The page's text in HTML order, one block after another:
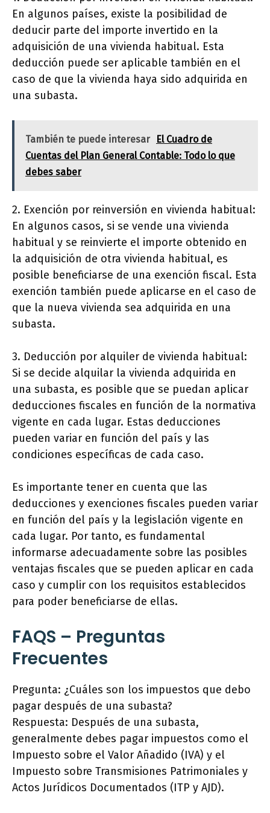
En algunos países, existe la posibilidad de
deducir parte del importe invertido en la
adquisición de una vivienda habitual. Esta
deducción puede ser aplicable también en el
caso de que la vivienda haya sido adquirida en
una subasta.
También te puede interesar
El Cuadro de
Cuentas del Plan General Contable: Todo lo que
debes saber
2. Exención por reinversión en vivienda habitual:
En algunos casos, si se vende una vivienda
habitual y se reinvierte el importe obtenido en
la adquisición de otra vivienda habitual, es
posible beneficiarse de una exención fiscal. Esta
exención también puede aplicarse en el caso de
que la nueva vivienda sea adquirida en una
subasta.
3. Deducción por alquiler de vivienda habitual:
Si se decide alquilar la vivienda adquirida en
una subasta, es posible que se puedan aplicar
deducciones fiscales en función de la normativa
vigente en cada lugar. Estas deducciones
pueden variar en función del país y las
condiciones específicas de cada caso.
Es importante tener en cuenta que las
deducciones y exenciones fiscales pueden variar
en función del país y la legislación vigente en
cada lugar. Por tanto, es fundamental
informarse adecuadamente sobre las posibles
ventajas fiscales que se pueden aplicar en cada
caso y cumplir con los requisitos establecidos
para poder beneficiarse de ellas.
FAQS – Preguntas
Frecuentes
Pregunta: ¿Cuáles son los impuestos que debo
pagar después de una subasta?
Respuesta: Después de una subasta,
generalmente debes pagar impuestos como el
Impuesto sobre el Valor Añadido (IVA) y el
Impuesto sobre Transmisiones Patrimoniales y
Actos Jurídicos Documentados (ITP y AJD).